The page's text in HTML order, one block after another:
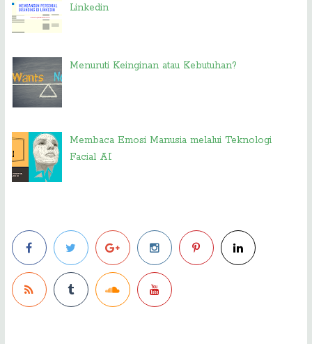
Linkedin
Menuruti Keinginan atau Kebutuhan?
Membaca Emosi Manusia melalui Teknologi
Facial AI